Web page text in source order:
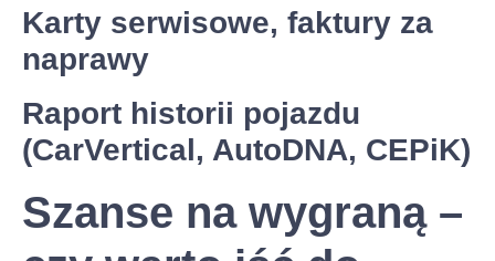
Karty serwisowe, faktury za
naprawy
Raport historii pojazdu
(CarVertical, AutoDNA, CEPiK)
Szanse na wygraną –